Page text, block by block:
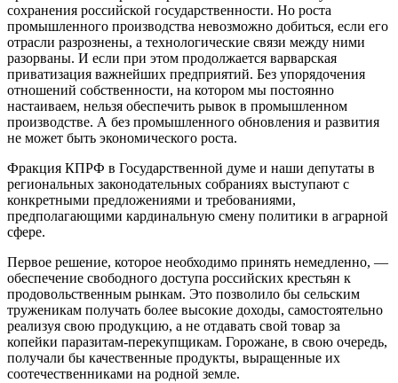
сохранения российской государственности. Но роста
промышленного производства невозможно добиться, если его
отрасли разрознены, а технологические связи между ними
разорваны. И если при этом продолжается варварская
приватизация важнейших предприятий. Без упорядочения
отношений собственности, на котором мы постоянно
настаиваем, нельзя обеспечить рывок в промышленном
производстве. А без промышленного обновления и развития
не может быть экономического роста.
Фракция КПРФ в Государственной думе и наши депутаты в
региональных законодательных собраниях выступают с
конкретными предложениями и требованиями,
предполагающими кардинальную смену политики в аграрной
сфере.
Первое решение, которое необходимо принять немедленно, —
обеспечение свободного доступа российских крестьян к
продовольственным рынкам. Это позволило бы сельским
труженикам получать более высокие доходы, самостоятельно
реализуя свою продукцию, а не отдавать свой товар за
копейки паразитам-перекупщикам. Горожане, в свою очередь,
получали бы качественные продукты, выращенные их
соотечественниками на родной земле.